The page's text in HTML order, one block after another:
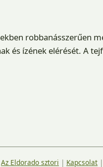
robbanásszerűen
és ízének elérését. A
Az Eldorado sztori | Kapcsolat |